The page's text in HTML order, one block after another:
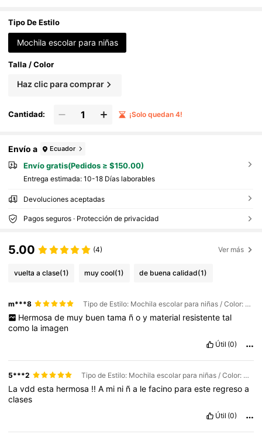
ego de mochila 3 en 1, esencial para la vuelta al c
olegio de las niñas
Tipo De Estilo
Mochila escolar para niñas
Talla / Color
Haz clic para comprar
Cantidad: ¡Solo quedan 4!
Envío a Ecuador
Envío gratis(Pedidos ≥ $150.00)
Entrega estimada: 10-18 Días laborables
Devoluciones aceptadas
Pagos seguros · Protección de privacidad
5.00 (4) Ver más
vuelta a clase(1) muy cool(1) de buena calidad(1)
m***8 Tipo de Estilo: Mochila escolar para niñas / Color: Morado claro X3201 / Talla: 16 pulgadas
Hermosa de muy buen tama ñ o y material resistente tal
como la imagen
Útil (0)
5***2 Tipo de Estilo: Mochila escolar para niñas / Color: Morado claro X3201 / Talla: 16 pulgadas
Lavddesta hermosa !!A mi ni ña lefacino paraeste regresoa
clases
Útil (0)